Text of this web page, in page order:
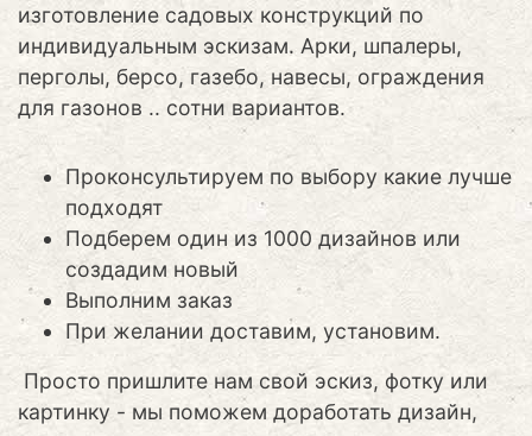
изготовление садовых конструкций по
индивидуальным эскизам. Арки, шпалеры,
перголы, берсо, газебо, навесы, ограждения
для газонов .. сотни вариантов.
Проконсультируем по выбору какие лучше
подходят
Подберем один из 1000 дизайнов или
создадим новый
Выполним заказ
При желании доставим, установим.
Просто пришлите нам свой эскиз, фотку или
картинку - мы поможем доработать дизайн,